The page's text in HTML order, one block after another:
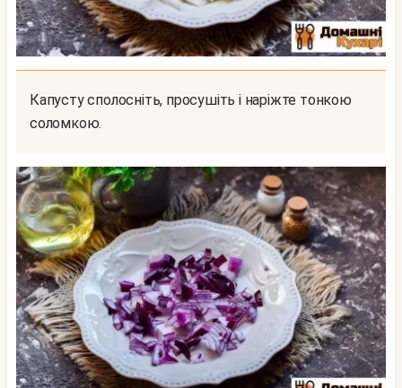
Капусту сполосніть, просушіть і наріжте тонкою
соломкою.